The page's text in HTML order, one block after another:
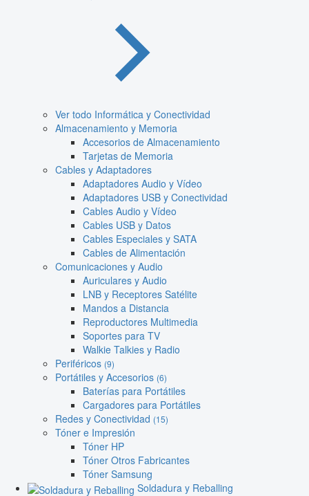
Ver todo Informática y Conectividad
Almacenamiento y Memoria
Accesorios de Almacenamiento
Tarjetas de Memoria
Cables y Adaptadores
Adaptadores Audio y Vídeo
Adaptadores USB y Conectividad
Cables Audio y Vídeo
Cables USB y Datos
Cables Especiales y SATA
Cables de Alimentación
Comunicaciones y Audio
Auriculares y Audio
LNB y Receptores Satélite
Mandos a Distancia
Reproductores Multimedia
Soportes para TV
Walkie Talkies y Radio
Periféricos (9)
Portátiles y Accesorios (6)
Baterías para Portátiles
Cargadores para Portátiles
Redes y Conectividad (15)
Tóner e Impresión
Tóner HP
Tóner Otros Fabricantes
Tóner Samsung
Soldadura y Reballing